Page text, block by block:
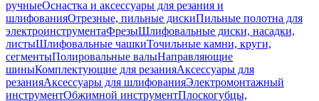
ручныеОснастка и аксессуары для резания и
шлифованияОтрезные, пильные дискиПильные полотна для
электроинструментаФрезыШлифовальные диски, насадки,
листыШлифовальные чашкиТочильные камни, круги,
сегментыПолировальные валыНаправляющие
шиныКомплектующие для резанияАксессуары для
резанияАксессуары для шлифованияЭлектромонтажный
инструментОбжимной инструментПлоскогубцы,